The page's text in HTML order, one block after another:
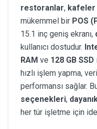
restoranlar, kafeler
mükemmel bir POS
15.1 inç geniş ekranı,
kullanıcı dostudur.
RAM ve 128 GB SSD
hızlı işlem yapma,
performansı sağlar.
seçenekleri,
her tür işletme için